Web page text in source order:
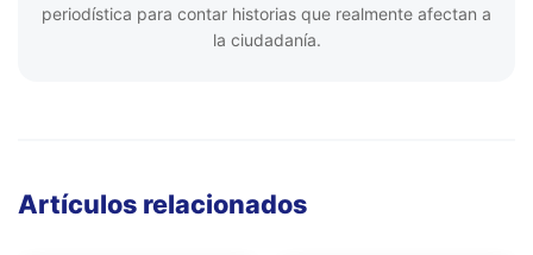
periodística para contar historias que realmente afectan a
la ciudadanía.
Artículos relacionados